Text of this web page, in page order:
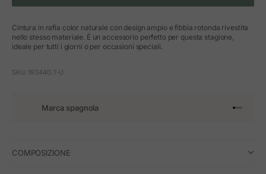
Cintura in rafia color naturale con design ampio e fibbia rotonda rivestita
nello stesso materiale. È un accessorio perfetto per questa stagione,
ideale per tutti i giorni o per occasioni speciali.
SKU: 193440.T-U
Marca spagnola Vai
Vai
Vai
Vai
COMPOSIZIONE